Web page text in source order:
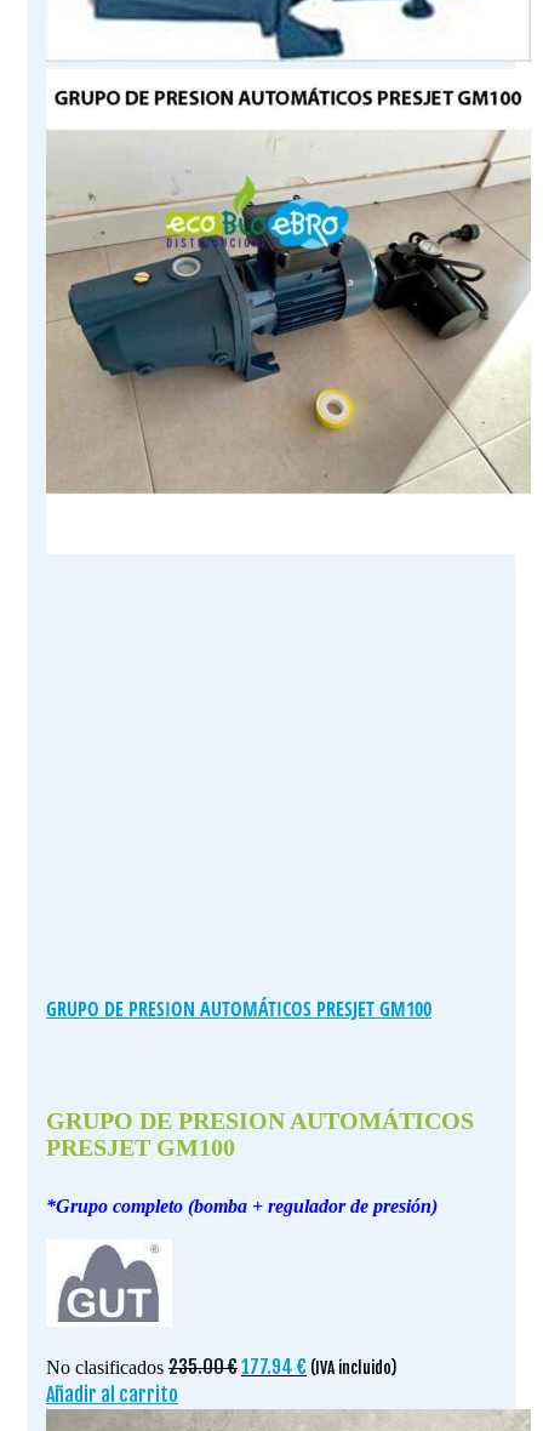
GRUPO DE PRESION AUTOMÁTICOS PRESJET GM100
GRUPO DE PRESION AUTOMÁTICOS
PRESJET GM100
*Grupo completo (bomba + regulador de presión)
No clasificados 235.00€El
177.94 € El
(IVA incluido)
Añadir al carrito